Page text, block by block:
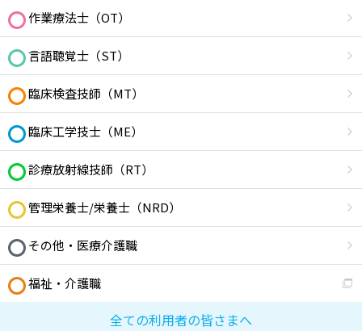
作業療法士（OT）
言語聴覚士（ST）
臨床検査技師（MT）
臨床工学技士（ME）
診療放射線技師（RT）
管理栄養士/栄養士（NRD）
その他・医療介護職
福祉・介護職
全ての利用者の皆さまへ